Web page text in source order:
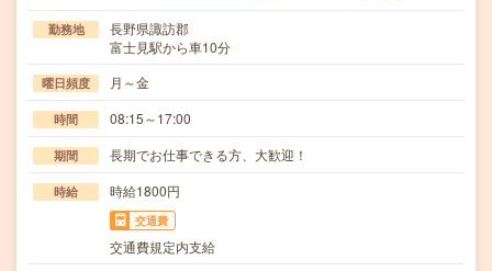
勤務地
長野県諏訪郡
富士見駅から車10分
曜日頻度 月～金
時間 08:15～17:00
期間 長期でお仕事できる方、大歓迎！
時給 時給1800円
交通費
交通費規定内支給